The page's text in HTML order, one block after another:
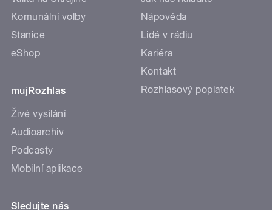
Komunální volby
Stanice
eShop
mujRozhlas
Živé vysílání
Audioarchiv
Podcasty
Mobilní aplikace
Nápověda
Lidé v rádiu
Kariéra
Kontakt
Rozhlasový poplatek
Sledujte nás